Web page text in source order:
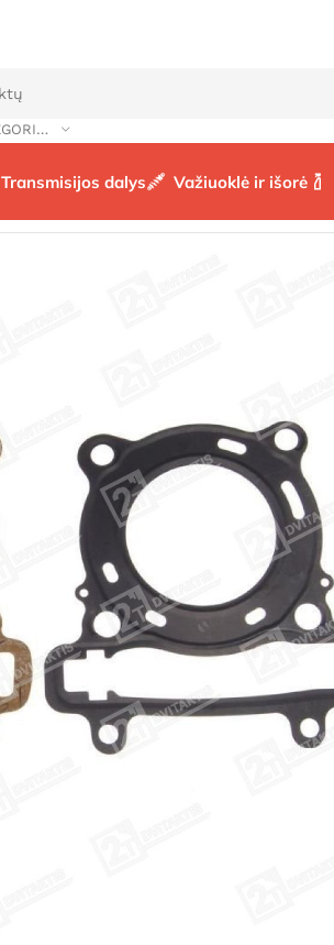
PASIRINKTI KATEGORIJĄ
Transmisijos dalys Važiuoklė ir išorė